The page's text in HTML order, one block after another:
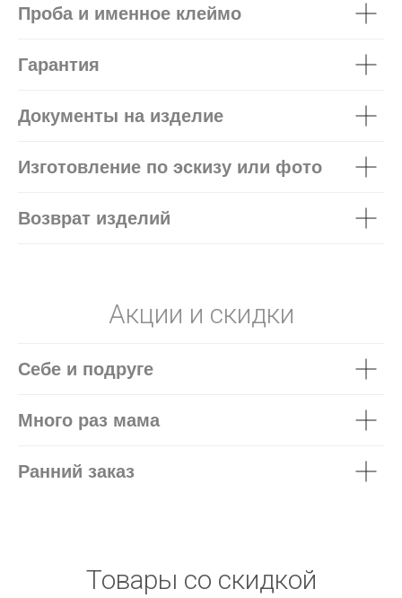
Проба и именное клеймо
Гарантия
Документы на изделие
Изготовление по эскизу или фото
Возврат изделий
Акции и скидки
Себе и подруге
Много раз мама
Ранний заказ
Товары со скидкой